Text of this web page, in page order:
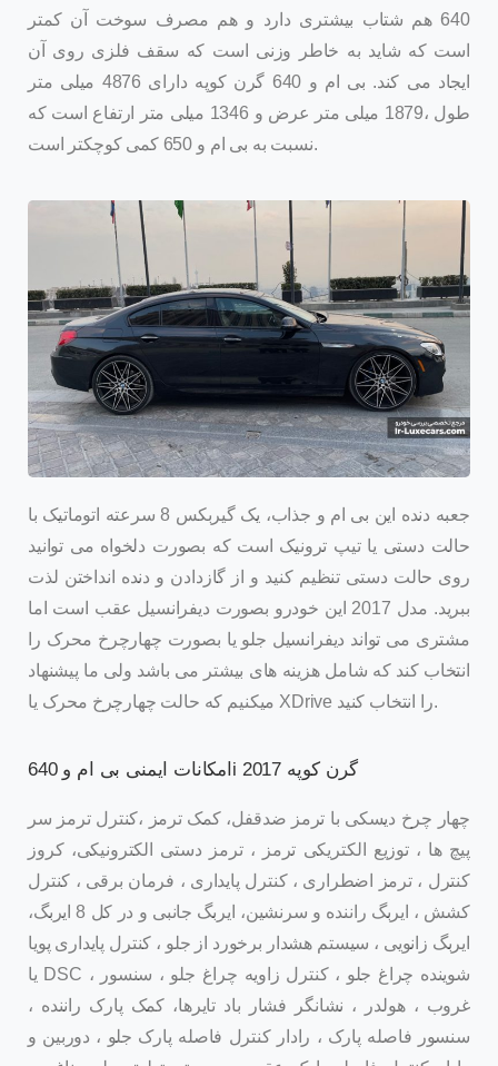
640 هم شتاب بیشتری دارد و هم مصرف سوخت آن کمتر
است که شاید به خاطر وزنی است که سقف فلزی روی آن
ایجاد می کند. بی ام و 640 گرن کوپه دارای 4876 میلی متر
طول ،1879 میلی متر عرض و 1346 میلی متر ارتفاع است که
نسبت به بی ام و 650 کمی کوچکتر است.
جعبه دنده این بی ام و جذاب، یک گیربکس 8 سرعته اتوماتیک با
حالت دستی یا تیپ ترونیک است که بصورت دلخواه می توانید
روی حالت دستی تنظیم کنید و از گازدادن و دنده انداختن لذت
ببرید. مدل 2017 این خودرو بصورت دیفرانسیل عقب است اما
مشتری می تواند دیفرانسیل جلو یا بصورت چهارچرخ محرک را
انتخاب کند که شامل هزینه های بیشتر می باشد ولی ما پیشنهاد
میکنیم که حالت چهارچرخ محرک یا XDrive را انتخاب کنید.
امکانات ایمنی بی ام و 640i گرن کوپه 2017
چهار چرخ دیسکی با ترمز ضدقفل، کمک ترمز ،کنترل ترمز سر
پیچ ها ، توزیع الکتریکی ترمز ، ترمز دستی الکترونیکی، کروز
کنترل ، ترمز اضطراری ، کنترل پایداری ، فرمان برقی ، کنترل
کشش ، ایربگ راننده و سرنشین، ایربگ جانبی و در کل 8 ایربگ،
ایربگ زانویی ، سیستم هشدار برخورد از جلو ، کنترل پایداری پویا
یا DSC ، شوینده چراغ جلو ، کنترل زاویه چراغ جلو ، سنسور
غروب ، هولدر ، نشانگر فشار باد تایرها، کمک پارک راننده ،
سنسور فاصله پارک ، رادار کنترل فاصله پارک جلو ، دوربین و